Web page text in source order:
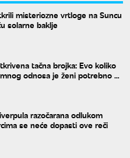
misteriozne vrtloge na Suncu
solarne baklje
tačna brojka: Evo koliko
odnosa je ženi potrebno da
razočarana odlukom
se neće dopasti ove reči